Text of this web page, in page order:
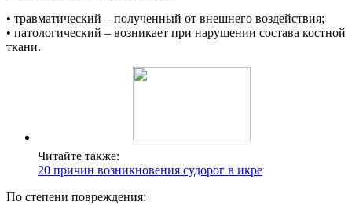
• травматический – полученный от внешнего воздействия;
• патологический – возникает при нарушении состава костной
ткани.
Читайте также:
20 причин возникновения судорог в икре
По степени повреждения: